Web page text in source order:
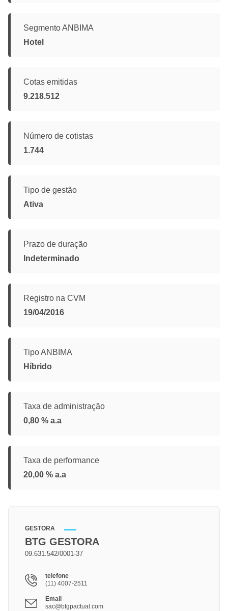
Segmento ANBIMA
Hotel
Cotas emitidas
9.218.512
Número de cotistas
1.744
Tipo de gestão
Ativa
Prazo de duração
Indeterminado
Registro na CVM
19/04/2016
Tipo ANBIMA
Híbrido
Taxa de administração
0,80 % a.a
Taxa de performance
20,00 % a.a
GESTORA
BTG GESTORA
09.631.542/0001-37
telefone
(11) 4007-2511
Email
sac@btgpactual.com